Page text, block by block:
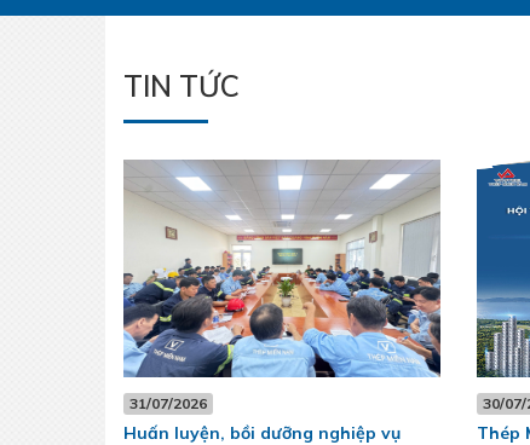
TIN TỨC
31/07/2026
Huấn luyện, bồi dưỡng nghiệp vụ
30/07/
Thép